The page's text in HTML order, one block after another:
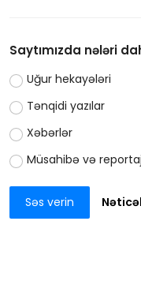
Saytımızda nələri
Uğur hekayələri
Tənqidi yazılar
Xəbərlər
Müsahibə və
Səs verin